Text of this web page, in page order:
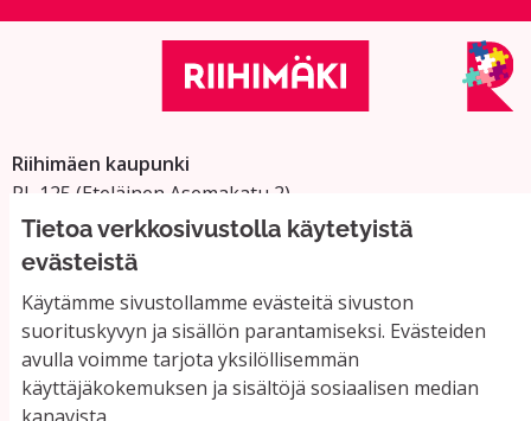
Tietoa verkkosivustolla käytetyistä
evästeistä
Käytämme sivustollamme evästeitä sivuston
suorituskyvyn ja sisällön parantamiseksi. Evästeiden
avulla voimme tarjota yksilöllisemmän
käyttäjäkokemuksen ja sisältöjä sosiaalisen median
Riihimäen kaupunki
PL 125 (Eteläinen Asemakatu 2)
11101 Riihimäki
Vaihde: 019 758 4000
Sähköpostiosoitteet:
etunimi.sukunimi@riihimaki.fi
Yhteystiedot ja usein kysyttyä